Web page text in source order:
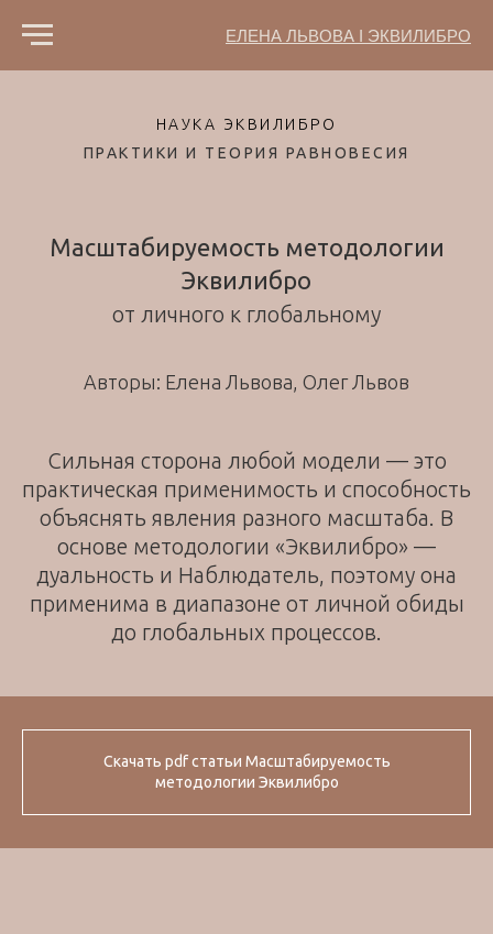
ЕЛЕНА ЛЬВОВА I ЭКВИЛИБРО
НАУКА ЭКВИЛИБРО
ПРАКТИКИ И ТЕОРИЯ РАВНОВЕСИЯ
Масштабируемость методологии
Эквилибро
от личного к глобальному
Авторы: Елена Львова, Олег Львов
Сильная сторона любой модели — это
практическая применимость и способность
объяснять явления разного масштаба. В
основе методологии «Эквилибро» —
дуальность и Наблюдатель, поэтому она
применима в диапазоне от личной обиды
до глобальных процессов.
Скачать pdf статьи Масштабируемость
методологии Эквилибро